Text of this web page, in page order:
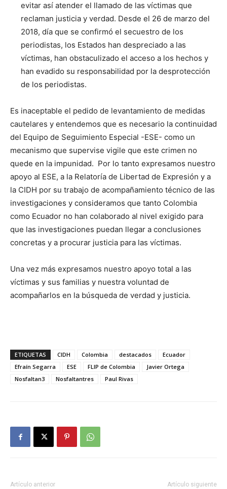
evitar así atender el llamado de las víctimas que
reclaman justicia y verdad. Desde el 26 de marzo del
2018, día que se confirmó el secuestro de los
periodistas, los Estados han despreciado a las
víctimas, han obstaculizado el acceso a los hechos y
han evadido su responsabilidad por la desprotección
de los periodistas.
Es inaceptable el pedido de levantamiento de medidas
cautelares y entendemos que es necesario la continuidad
del Equipo de Seguimiento Especial -ESE- como un
mecanismo que supervise vigile que este crimen no
quede en la impunidad. Por lo tanto expresamos nuestro
apoyo al ESE, a la Relatoría de Libertad de Expresión y a
la CIDH por su trabajo de acompañamiento técnico de las
investigaciones y consideramos que tanto Colombia
como Ecuador no han colaborado al nivel exigido para
que las investigaciones puedan llegar a conclusiones
concretas y a procurar justicia para las víctimas.
Una vez más expresamos nuestro apoyo total a las
víctimas y sus familias y nuestra voluntad de
acompañarlos en la búsqueda de verdad y justicia.
ETIQUETAS CIDH Colombia destacados
Ecuador
Efraín Segarra
ESE FLIP de Colombia
Javier Ortega
Nosfaltan3
Nosfaltantres Paul Rivas
Artículo anterior Artículo siguiente